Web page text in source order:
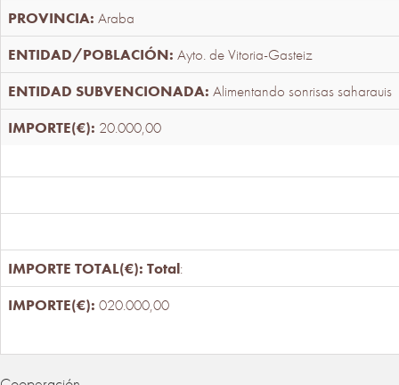
Araba
Ayto. de Vitoria-Gasteiz
Alimentando sonrisas saharauis
20.000,00
Total:
020.000,00